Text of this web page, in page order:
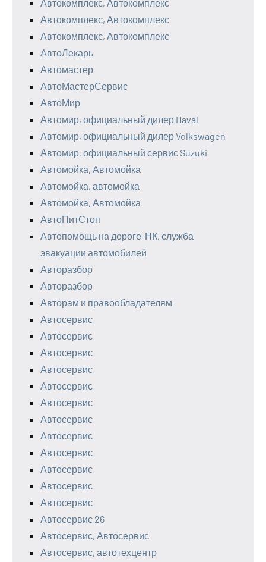
Автокомплекс, Автокомплекс
Автокомплекс, Автокомплекс
Автокомплекс, Автокомплекс
АвтоЛекарь
Автомастер
АвтоМастерСервис
АвтоМир
Автомир, официальный дилер Haval
Автомир, официальный дилер Volkswagen
Автомир, официальный сервис Suzuki
Автомойка, Автомойка
Автомойка, автомойка
Автомойка, Автомойка
АвтоПитСтоп
Автопомощь на дороге-НК, служба
эвакуации автомобилей
Авторазбор
Авторазбор
Авторам и правообладателям
Автосервис
Автосервис
Автосервис
Автосервис
Автосервис
Автосервис
Автосервис
Автосервис
Автосервис
Автосервис
Автосервис
Автосервис
Автосервис 26
Автосервис, Автосервис
Автосервис, автотехцентр